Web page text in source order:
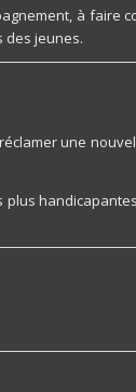
à faire
des jeunes.
une
plus